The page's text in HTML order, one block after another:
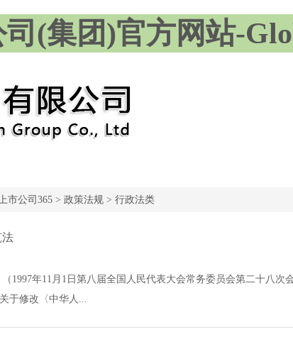
司(集团)官方网站-
市公司365 > 政策法规 > 行政法类
法
1997年11月1日第八届全国人民代表大会常务委员会第二十八次
于修改〈中华人...